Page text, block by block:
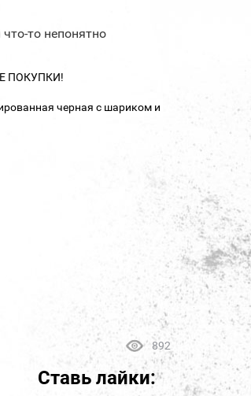
то непонятно
ПОКУПКИ!
черная с шариком и
892
Ставь лайки: